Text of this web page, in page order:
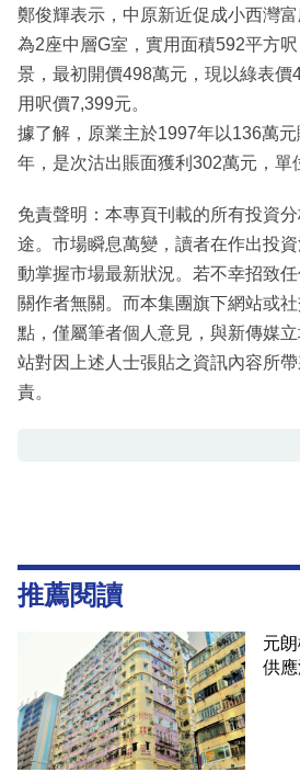
鄭俊輝表示，中原新近促成小西灣
為2座中層G室，實用面積592平方
景，最初開價498萬元，現以綠表價
用呎價7,399元。
據了解，原業主於1997年以136萬
年，是次沽出賬面獲利302萬元，單
免責聲明：本專頁刊載的所有投資
途。市場瞬息萬變，讀者在作出投
動掌握市場最新狀況。若不幸招致
關作者無關。而本集團旗下網站或
點，僅屬筆者個人意見，與新傳媒
站對因上述人士張貼之資訊內容所
責。
推薦閱讀
元
供